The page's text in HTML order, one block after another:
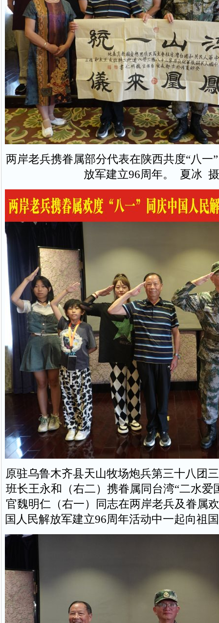
两岸老兵携眷属部分代表在陕西共度“八一
放军建立96周年。 夏冰 摄
原驻乌鲁木齐县天山牧场炮兵第三十八团
班长王永和（右二）携眷属同台湾“二水爱
官魏明仁（右一）同志在两岸老兵及眷属
国人民解放军建立96周年活动中一起向祖